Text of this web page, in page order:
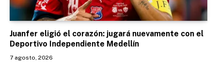
Juanfer eligió el corazón: jugará nuevamente con el
Deportivo Independiente Medellín
7 agosto, 2026